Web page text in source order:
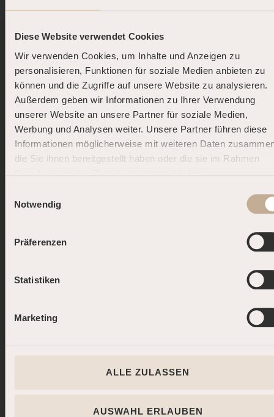
Diese Website verwendet Cookies
Wir verwenden Cookies, um Inhalte und Anzeigen zu
personalisieren, Funktionen für soziale Medien anbieten zu
können und die Zugriffe auf unsere Website zu analysieren.
Außerdem geben wir Informationen zu Ihrer Verwendung
unserer Website an unsere Partner für soziale Medien,
Werbung und Analysen weiter. Unsere Partner führen diese
Informationen möglicherweise mit weiteren Daten
die Sie ihnen bereitgestellt haben oder die sie im Rahmen
Notwendig
Präferenzen
Statistiken
Marketing
ALLE ZULASSEN
AUSWAHL ERLAUBEN
Entdecke unsere Suitekategorien
Vergleiche unsere verschiedenen Suite-Kategorien
und finde das perfekte private Spa für Deine
Bedürfnisse.
Superior
Buche jetzt und starte Deine persönliche
Summer Road – mit bis zu 25 % Rabatt!* Je
öfter Du kommst, desto mehr sparst Du. Dein
erster Code wartet schon auf Dich.
gewinnen: 1 Jahr MyWellness kostenlos.*